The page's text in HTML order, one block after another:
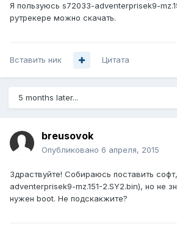
Я пользуюсь s72033-adventerprisek9-
рутрекере можно скачать.
Вставить ник Цитата
5 months later...
breusovok
Опубликовано 6 апреля, 2015
Здраствуйте! Собираюсь поставить
adventerprisek9-mz.151-2.SY2.bin), но не
нужен boot. Не подскакжите?